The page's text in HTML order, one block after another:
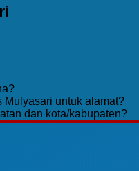
Mulyasari untuk alamat?
dan kota/kabupaten?